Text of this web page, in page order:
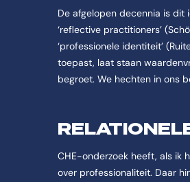
De afgelopen decennia is dit
‘reflective practitioners’
‘professionele identiteit’
toepast, laat staan
begroet. We hechten in ons
CHE-onderzoek heeft, als ik
over professionaliteit. Daar